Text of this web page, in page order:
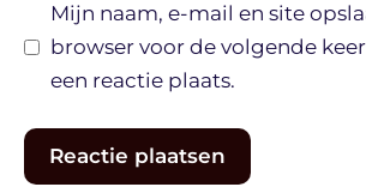
Mijn naam, e-mail en site
browser voor de volgende
een reactie plaats.